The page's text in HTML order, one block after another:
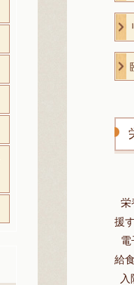
栄
援
電
給
入